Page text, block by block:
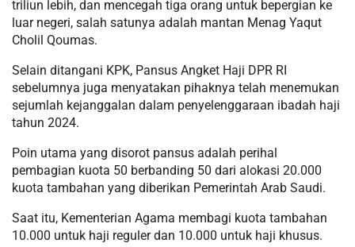
triliun lebih, dan mencegah tiga orang untuk bepergian ke
luar negeri, salah satunya adalah mantan Menag Yaqut
Cholil Qoumas.
Selain ditangani KPK, Pansus Angket Haji DPR RI
sebelumnya juga menyatakan pihaknya telah menemukan
sejumlah kejanggalan dalam penyelenggaraan ibadah haji
tahun 2024.
Poin utama yang disorot pansus adalah perihal
pembagian kuota 50 berbanding 50 dari alokasi 20.000
kuota tambahan yang diberikan Pemerintah Arab Saudi.
Saat itu, Kementerian Agama membagi kuota tambahan
10.000 untuk haji reguler dan 10.000 untuk haji khusus.